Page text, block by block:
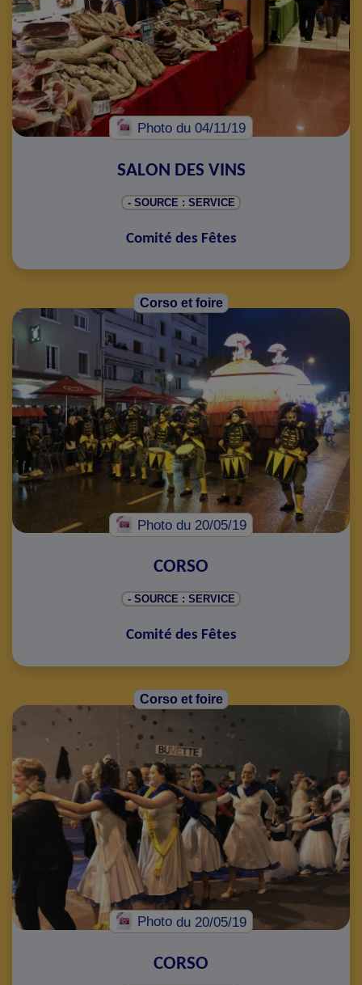
Photodu 04/11/19
SALON DES VINS
- SOURCE : SERVICE
Comité des Fêtes
Corso et foire
Photo du 20/05/19
CORSO
- SOURCE : SERVICE
Comité des Fêtes
Corso et foire
Photo du 20/05/19
CORSO